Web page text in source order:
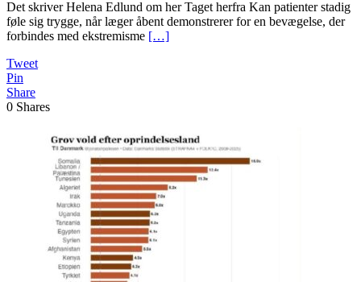
Det skriver Helena Edlund om her Taget herfra Kan patienter stadig
føle sig trygge, når læger åbent demonstrerer for en bevægelse, der
forbindes med ekstremisme […]
Tweet
Pin
Share
0 Shares